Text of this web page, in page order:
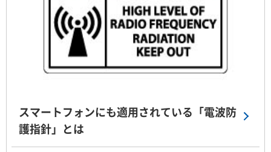
スマートフォンにも適用されている「電波防
護指針」とは